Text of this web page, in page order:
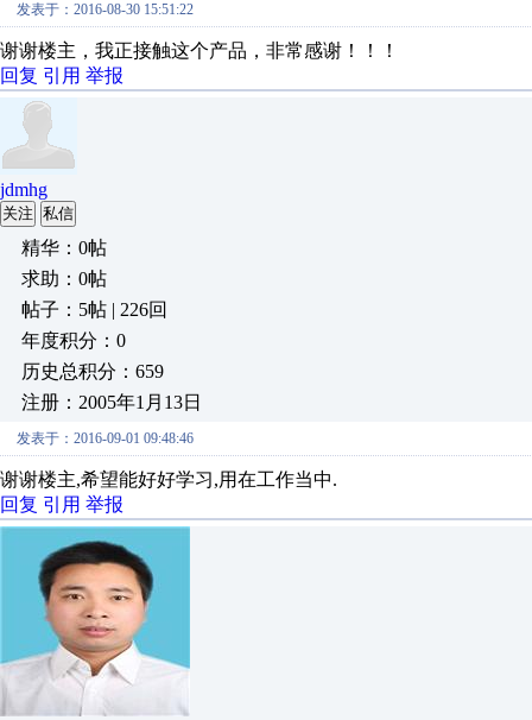
发表于：2016-08-30 15:51:22
谢谢楼主，我正接触这个产品，非常感谢！！！
回复 引用 举报
jdmhg
关注 私信
精华：0帖
求助：0帖
帖子：5帖 | 226回
年度积分：0
历史总积分：659
注册：2005年1月13日
发表于：2016-09-01 09:48:46
谢谢楼主,希望能好好学习,用在工作当中.
回复 引用 举报